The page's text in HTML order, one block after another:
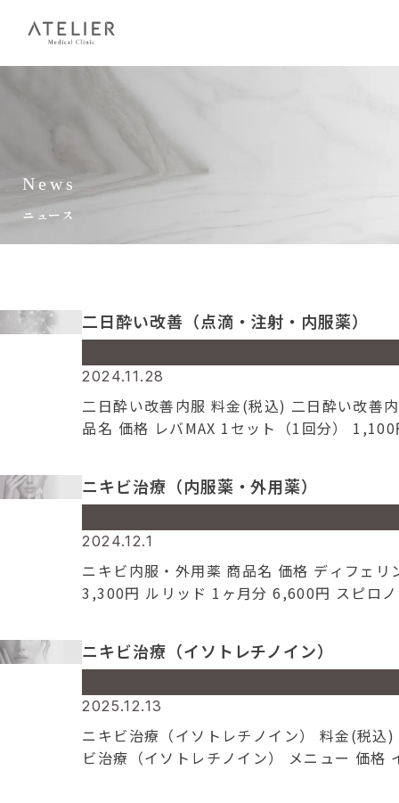
News
ニュース
二日酔い改善（点滴・注射・内服薬）
Warning: Undefined array key 0 in
content/themes/atelier/archive.phpon
109
on null in
/home/amc/atelierclinic.jp/
content/themes/atelier/archive.phpon
109
2024.11.28
二日酔い改善内服 料金(税込) 二日酔い改善
品名 価格 レバMAX 1セット（1回分）
ニキビ治療（内服薬・外用薬）
Warning
content/themes/atelier/archive.phpon
109
on null in
/home/amc/atelierclinic.jp/
content/themes/atelier/archive.phpon
109
2024.12.1
ニキビ内服・外用薬 商品名 価格 ディフェリ
3,300円 ルリッド 1ヶ月分 6,600円 スピロ
[…]
ニキビ治療（イソトレチノイン）
Warning: Undefined array key 0 in
content/themes/atelier/archive.phpon
109
2025.12.13
ニキビ治療（イソトレチノイン） 料金(税込
ビ治療（イソトレチノイン） メニュー 価格